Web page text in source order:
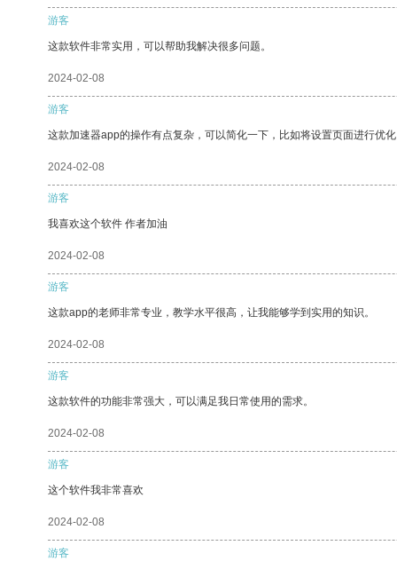
游客
这款软件非常实用，可以帮助我解决很多问题。
2024-02-08
游客
这款加速器app的操作有点复杂，可以简化一下，比如将设置页面进行优
2024-02-08
游客
我喜欢这个软件 作者加油
2024-02-08
游客
这款app的老师非常专业，教学水平很高，让我能够学到实用的知识。
2024-02-08
游客
这款软件的功能非常强大，可以满足我日常使用的需求。
2024-02-08
游客
这个软件我非常喜欢
2024-02-08
游客